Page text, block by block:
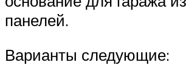
панелей.
Варианты следующие: